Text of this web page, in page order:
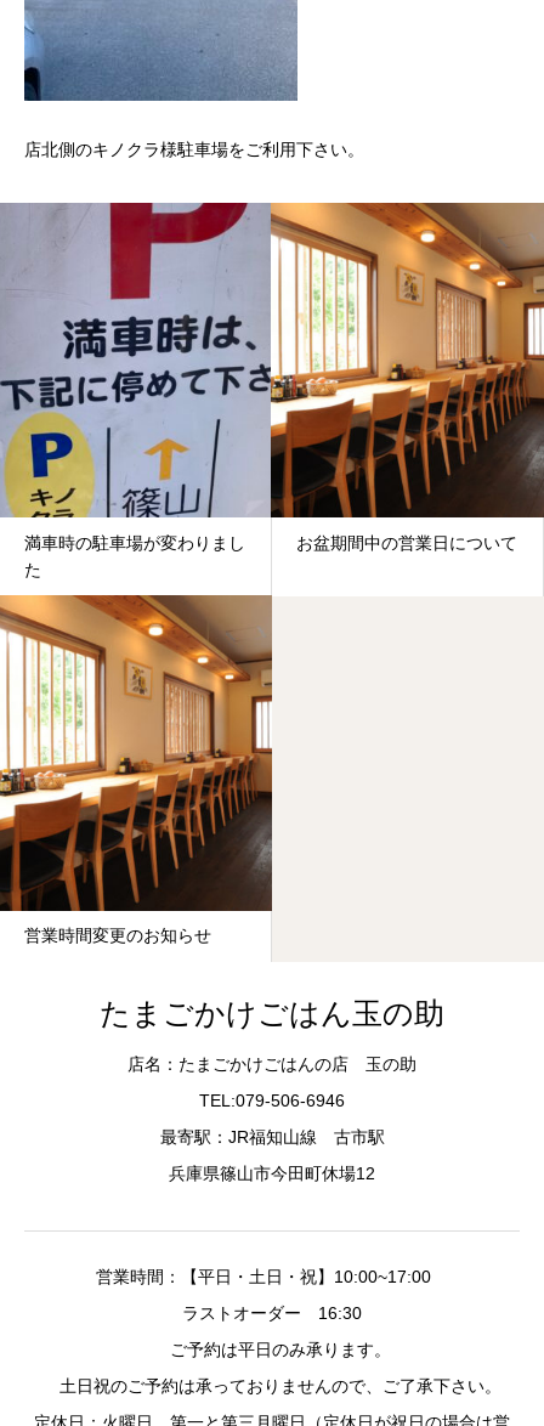
店北側のキノクラ様駐車場をご利用下さい。
満車時の駐車場が変わりまし
た
お盆期間中の営業日について
営業時間変更のお知らせ
たまごかけごはん玉の助
店名：たまごかけごはんの店 玉の助
TEL:079-506-6946
最寄駅：JR福知山線 古市駅
兵庫県篠山市今田町休場12
営業時間：【平日・土日・祝】10:00~17:00
ラストオーダー 16:30
ご予約は平日のみ承ります。
土日祝のご予約は承っておりませんので、ご了承下さい。
定休日：火曜日、第一と第三月曜日（定休日が祝日の場合は営